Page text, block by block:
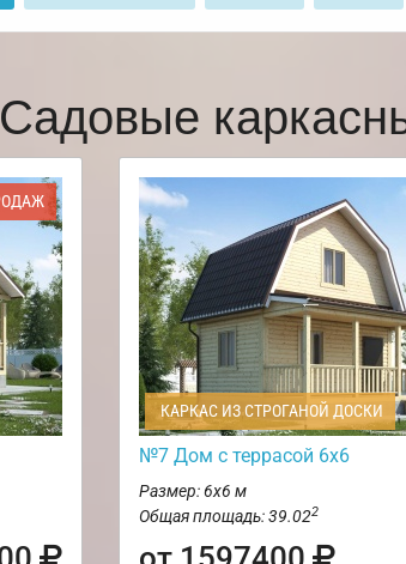
Садовые
КАРКАС ИЗ СТРОГАНОЙ ДОСКИ
№7 Дом с террасой 6х6
Размер: 6х6 м
Общая площадь: 39.022